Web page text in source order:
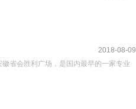
2018-08-09
省会胜利广场，是国内最早的一家专业